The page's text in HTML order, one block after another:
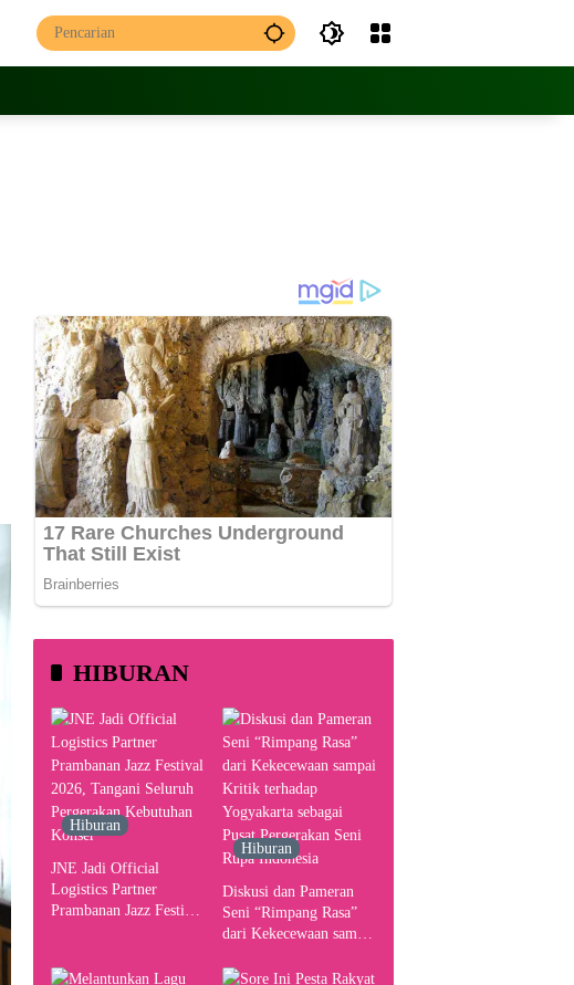
HIBURAN
Hiburan
JNE Jadi Official
Logistics Partner
Prambanan Jazz Festival
Konser
Hiburan
Diskusi dan Pameran
Seni “Rimpang Rasa”
dari Kekecewaan sampai
Yogyakarta sebagai